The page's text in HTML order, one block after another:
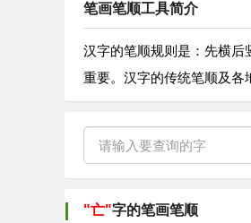
笔画笔顺工具简介
汉字的笔顺规则是：先横后
重要。汉字的传统笔顺及各
"亡"字的笔画笔顺